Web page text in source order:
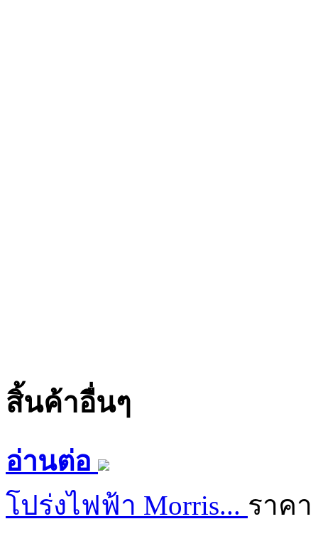
สิ้นค้าอื่นๆ
อ่านต่อ
โปร่งไฟฟ้า Morris... ราคา